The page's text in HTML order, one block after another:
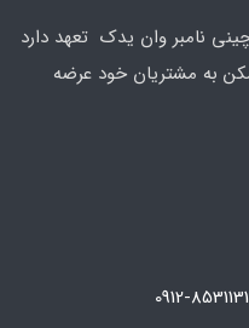
نامبر وان یدک تعهد دارد
به مشتریان خود عرضه